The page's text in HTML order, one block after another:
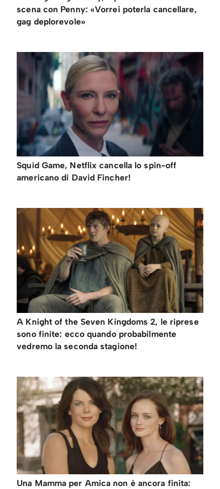
scena con Penny: «Vorrei poterla cancellare,
gag deplorevole»
Squid Game, Netflix cancella lo spin-off
americano di David Fincher!
A Knight of the Seven Kingdoms 2, le riprese
sono finite: ecco quando probabilmente
vedremo la seconda stagione!
Una Mamma per Amica non è ancora finita: